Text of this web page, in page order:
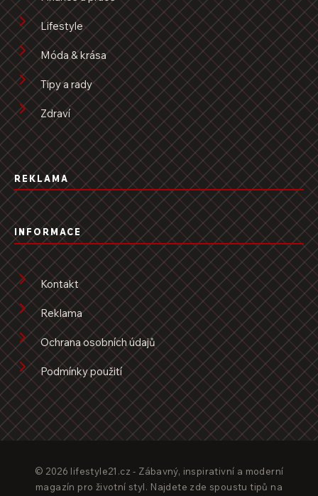
Lifestyle
Móda & krása
Tipy a rady
Zdraví
REKLAMA
INFORMACE
Kontakt
Reklama
Ochrana osobních údajů
Podmínky použití
© 2026 lifestyle21.cz - Zábavný, inspirativní a moderní
magazín pro životní styl. Najdete zde spoustu tipů na